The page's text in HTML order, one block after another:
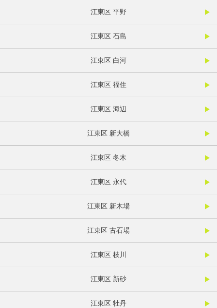
江東区 平野
江東区 石島
江東区 白河
江東区 福住
江東区 海辺
江東区 新大橋
江東区 冬木
江東区 永代
江東区 新木場
江東区 古石場
江東区 枝川
江東区 新砂
江東区 牡丹